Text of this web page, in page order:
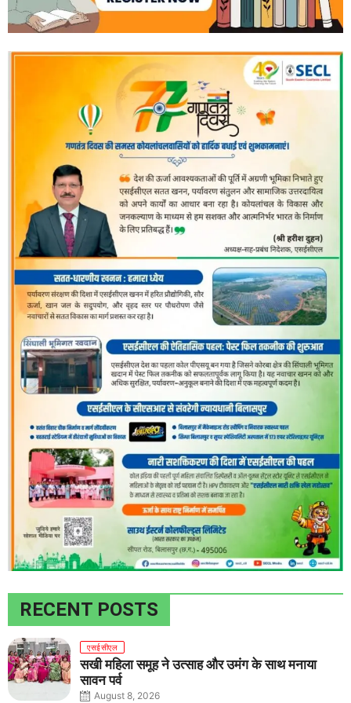
RECENT POSTS
एसईसीएल
सखी महिला समूह ने उत्साह और उमंग के साथ मनाया
सावन पर्व
August 8, 2026